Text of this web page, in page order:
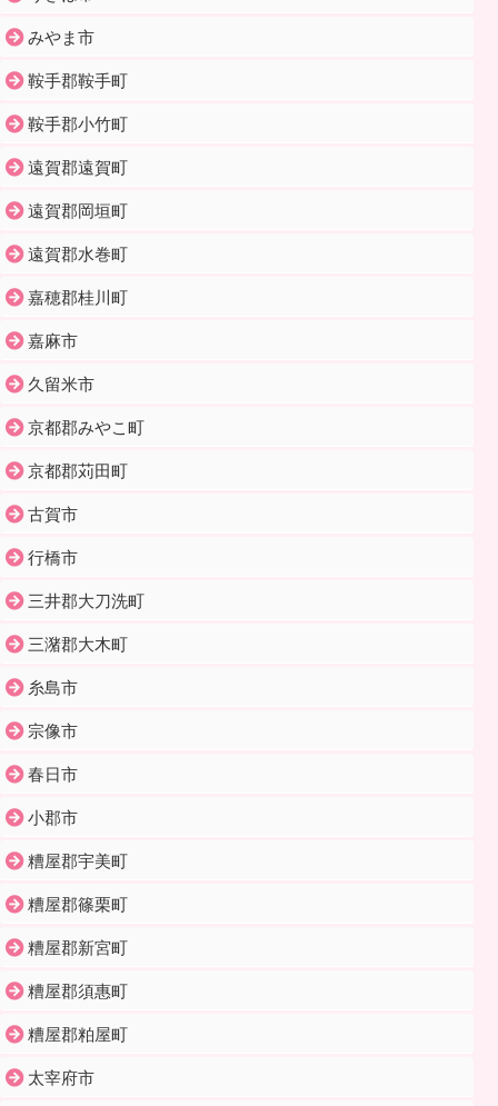
みやま市
鞍手郡鞍手町
鞍手郡小竹町
遠賀郡遠賀町
遠賀郡岡垣町
遠賀郡水巻町
嘉穂郡桂川町
嘉麻市
久留米市
京都郡みやこ町
京都郡苅田町
古賀市
行橋市
三井郡大刀洗町
三潴郡大木町
糸島市
宗像市
春日市
小郡市
糟屋郡宇美町
糟屋郡篠栗町
糟屋郡新宮町
糟屋郡須惠町
糟屋郡粕屋町
太宰府市